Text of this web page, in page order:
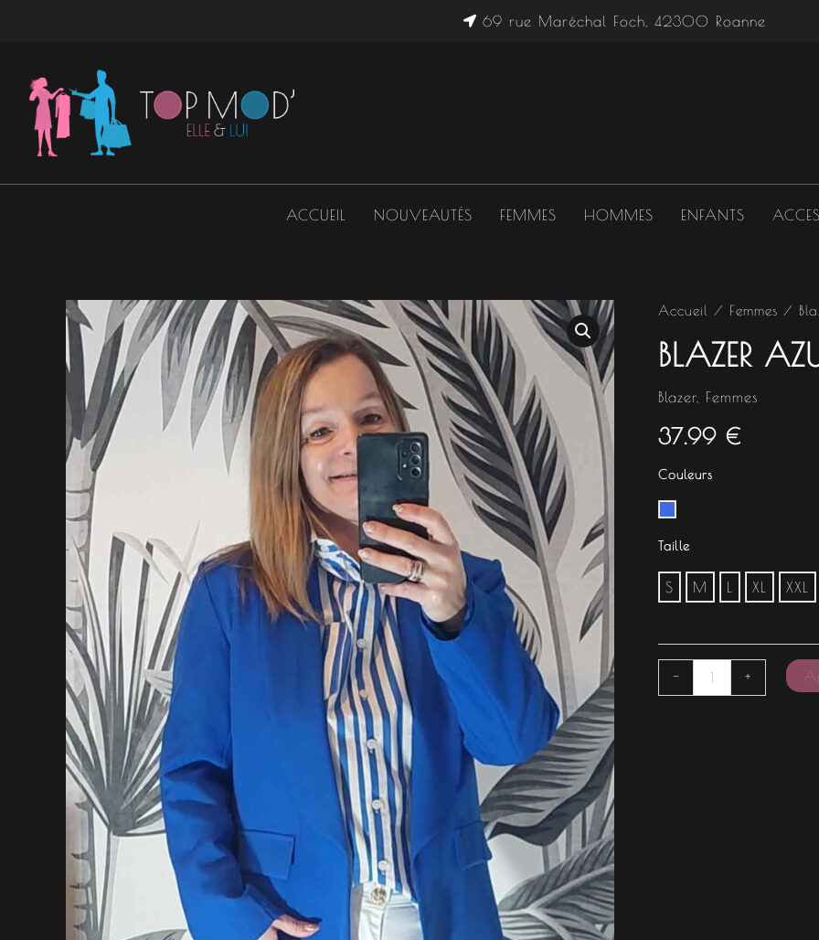
69 rue Maréchal Foch, 42300 Roanne
ACCUEIL NOUVEAUTÉS FEMMES HOMMES ENFANTS
Accueil / Femmes /
BLAZER
Blazer, Femmes
37.99 €
Couleurs
Taille
S M L XL XXL
-
quantité
BLAZER
AZUR
+